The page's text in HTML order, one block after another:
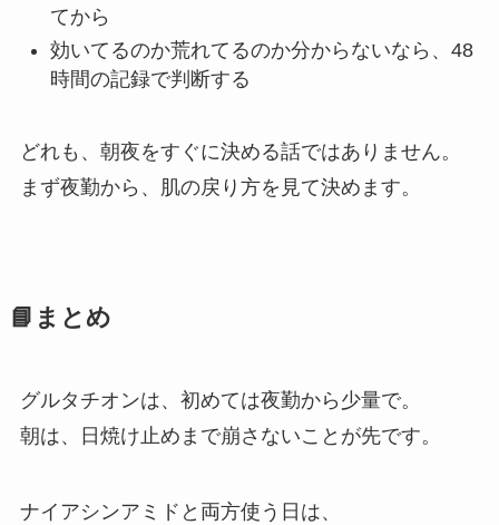
てから
効いてるのか荒れてるのか分からないなら、48
時間の記録で判断する
どれも、朝夜をすぐに決める話ではありません。
まず夜勤から、肌の戻り方を見て決めます。
📘まとめ
グルタチオンは、初めては夜勤から少量で。
朝は、日焼け止めまで崩さないことが先です。
ナイアシンアミドと両方使う日は、